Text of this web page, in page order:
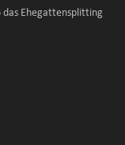
das Ehegattensplitting